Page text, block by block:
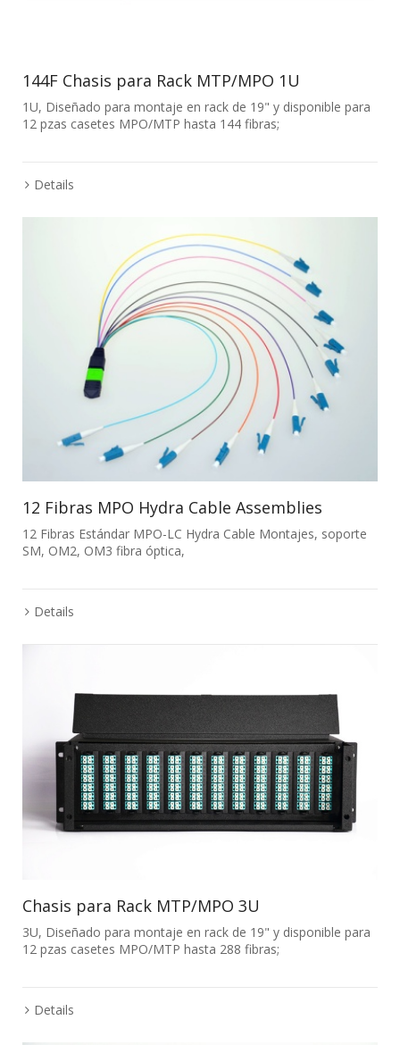
144F Chasis para Rack MTP/MPO 1U
1U, Diseñado para montaje en rack de 19" y disponible para
12 pzas casetes MPO/MTP hasta 144 fibras;
Details
12 Fibras MPO Hydra Cable Assemblies
12 Fibras Estándar MPO-LC Hydra Cable Montajes, soporte
SM, OM2, OM3 fibra óptica,
Details
Chasis para Rack MTP/MPO 3U
3U, Diseñado para montaje en rack de 19" y disponible para
12 pzas casetes MPO/MTP hasta 288 fibras;
Details